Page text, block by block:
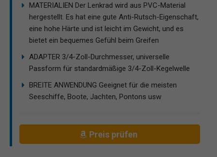
MATERIALIEN Der Lenkrad wird aus PVC-Material
hergestellt. Es hat eine gute Anti-Rutsch-Eigenschaft,
eine hohe Härte und ist leicht im Gewicht, und es
bietet ein bequemes Gefühl beim Greifen
ADAPTER 3/4-Zoll-Durchmesser, universelle
Passform für standardmäßige 3/4-Zoll-Kegelwelle
BREITE ANWENDUNG Geeignet für die meisten
Seeschiffe, Boote, Jachten, Pontons usw
Preis prüfen